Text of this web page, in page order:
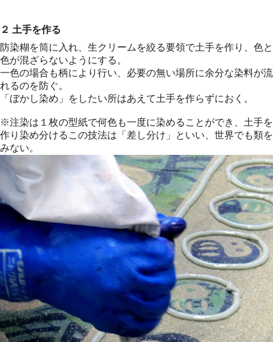
２ 土手を作る
防染糊を筒に入れ、生クリームを絞る要領で土手を作り、色と
色が混ざらないようにする。
一色の場合も柄により行い、必要の無い場所に余分な染料が流
れるのを防ぐ。
「ぼかし染め」をしたい所はあえて土手を作らずにおく。
※注染は１枚の型紙で何色も一度に染めることができ、土手を
作り染め分けるこの技法は「差し分け」といい、世界でも類を
みない。